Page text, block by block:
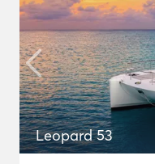
Leopard 53